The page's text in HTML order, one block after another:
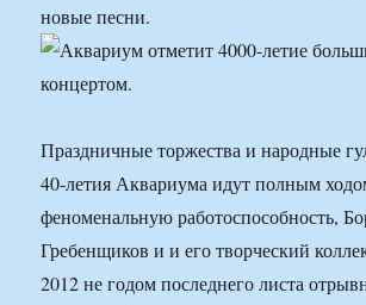
новые песни.
Праздничные торжества и народные
40-летия Аквариума идут полным
феноменальную работоспособность,
Гребенщиков и и его творческий
2012 не годом последнего листа